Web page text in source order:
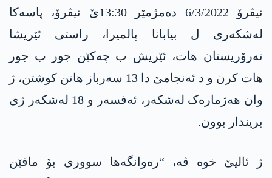
نیڤرۆ 6/3/2022 دەمژمێر 13:30ێ نیڤرۆ، پاسه‌كا
لەشکەری ل بیابانا پالمیرا، راستی ئێریشا
تەرۆریستان هات، ئێریش ب چەکێن جور ب جور
هات کرن و د ئەنجامێ دا 13 سەرباز هاتن کوشتن، ژ
وان هەژمارەک لەشکەر، ئەفسەر و 18 لەشکەر ژی
بریندار بوون.
ژ ئالیێ خوە ڤە، “رەوانگەها سووری بۆ مافێن